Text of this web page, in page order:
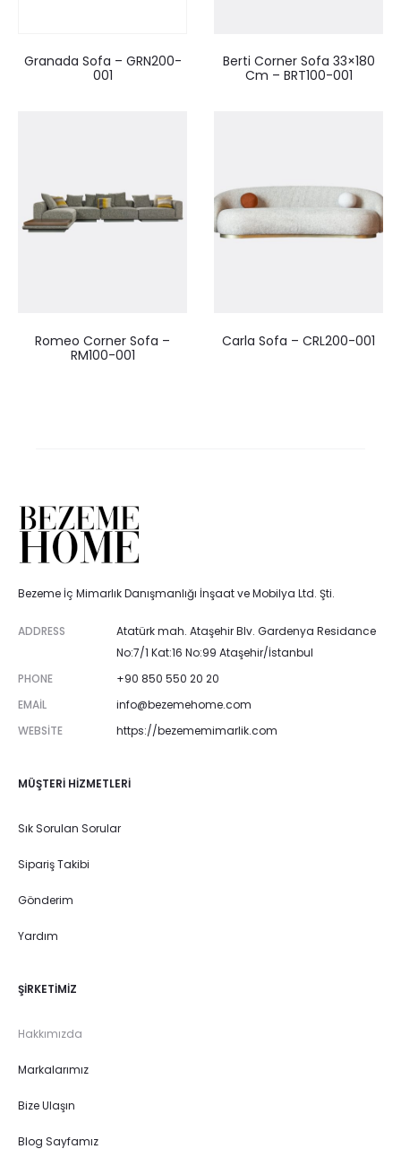
Granada Sofa – GRN200-
001
Berti Corner Sofa 33×180
Cm – BRT100-001
Romeo Corner Sofa –
RM100-001
Carla Sofa – CRL200-001
Bezeme İç Mimarlık Danışmanlığı İnşaat ve Mobilya Ltd. Şti.
ADDRESS
Atatürk mah. Ataşehir Blv. Gardenya Residance
No:7/1 Kat:16 No:99 Ataşehir/İstanbul
PHONE
+90 850 550 20 20
EMAIL
info@bezemehome.com
WEBSITE
https://bezememimarlik.com
MÜŞTERI HIZMETLERI
Sık Sorulan Sorular
Sipariş Takibi
Gönderim
Yardım
ŞIRKETIMIZ
Hakkımızda
Markalarımız
Bize Ulaşın
Blog Sayfamız